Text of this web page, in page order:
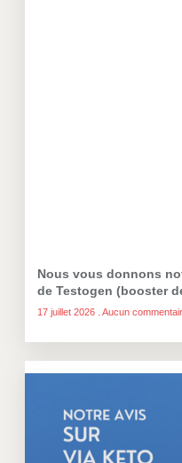
Nous vous donnons
de Testogen (booster
17 juillet 2026 Aucun